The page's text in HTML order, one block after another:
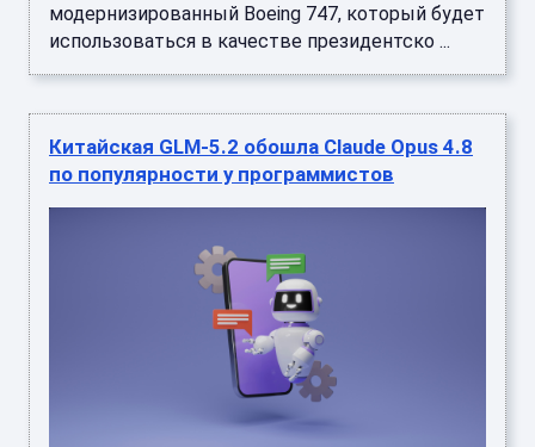
модернизированный Boeing 747, который будет
использоваться в качестве президентско ...
Китайская GLM-5.2 обошла Claude Opus 4.8
по популярности у программистов